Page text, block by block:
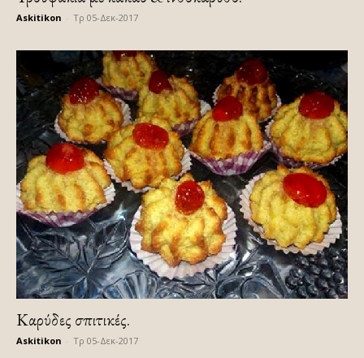
Askitikon Τρ 05-Δεκ-2017
Kαρύδες σπιτικές.
Askitikon Τρ 05-Δεκ-2017